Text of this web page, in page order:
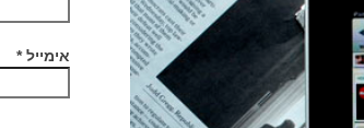
אימייל*